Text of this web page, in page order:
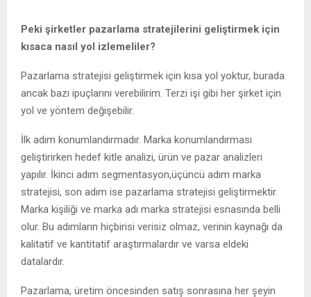
Peki şirketler pazarlama stratejilerini geliştirmek için
kısaca nasıl yol izlemeliler?
Pazarlama stratejisi geliştirmek için kısa yol yoktur, burada
ancak bazı ipuçlarını verebilirim. Terzi işi gibi her şirket için
yol ve yöntem değişebilir.
İlk adım konumlandırmadır. Marka konumlandırması
geliştirirken hedef kitle analizi, ürün ve pazar analizleri
yapılır. İkinci adım segmentasyon,üçüncü adım marka
stratejisi, son adım ise pazarlama stratejisi geliştirmektir.
Marka kişiliği ve marka adı marka stratejisi esnasında belli
olur. Bu adımların hiçbirisi verisiz olmaz, verinin kaynağı da
kalitatif ve kantitatif araştırmalardır ve varsa eldeki
datalardır.
Pazarlama, üretim öncesinden satış sonrasına her şeyin